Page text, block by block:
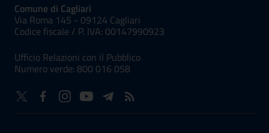
Comune di Cagliari
Via Roma 145 - 09124 Cagliari
Codice fiscale / P. IVA: 00147990923
Ufficio Relazioni con il Pubblico
Numero verde: 800 016 058